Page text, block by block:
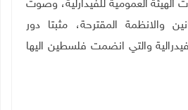
الهيئة العمومية للفيدارلية، وصوت
والانظمة المقترحة، مثبتا دور
والتي انضمت فلسطين اليها